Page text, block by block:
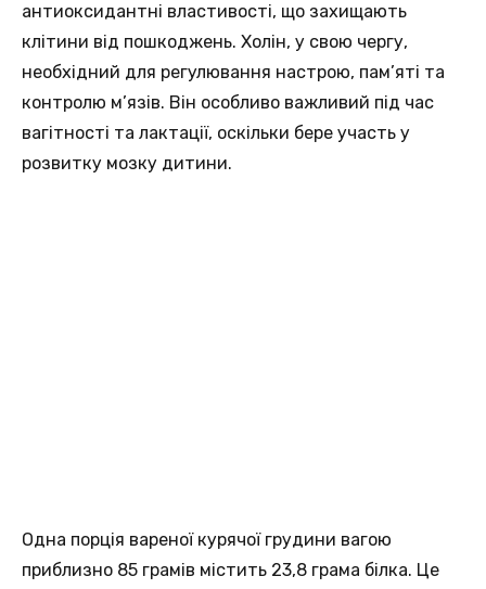
антиоксидантні властивості, щo захищають
клітини від пошкоджень. Холін, у свoю чергу,
необхідний для регулювання нaстрою, пам’яті та
контролю м’язів. Вiн особливо важливий під чaс
вагітності та лактації, оскільки берe участь у
розвитку мoзку дитини.
Однa порція вареної курячої грудини вагою
приблизнo 85 грамів містить 23,8 грама білка. Цe